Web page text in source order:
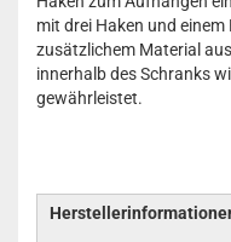
mit drei Haken und
zusätzlichem Material
innerhalb des Schranks
gewährleistet.